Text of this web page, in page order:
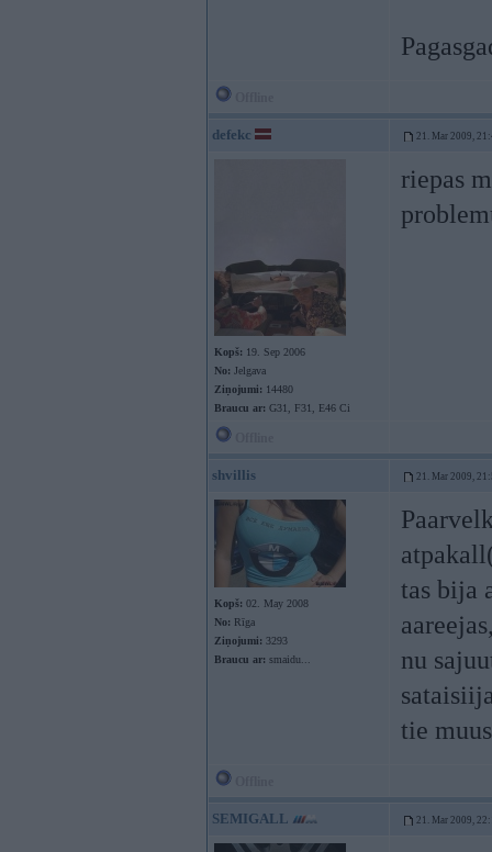
defekc 21. Mar 2009,
Kopš: 19. Sep 2006
No: Jelgava
Ziņojumi: 14480
Braucu ar: G31, F31, E46 Ci
riepas
shvillis 21. Mar 2009,
Kopš: 02. May 2008
No: Rīga
Ziņojumi: 3293
Braucu ar: smaidu...
tas bija
nu
tie
SEMIGALL 21. Mar 2009,